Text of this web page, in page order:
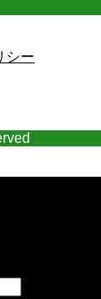
シー